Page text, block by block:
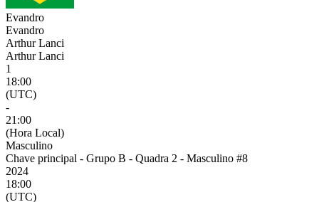
Evandro
Evandro
Arthur Lanci
Arthur Lanci
1
18:00
(UTC)
-
21:00
(Hora Local)
Masculino
Chave principal - Grupo B - Quadra 2 - Masculino #8
2024
18:00
(UTC)